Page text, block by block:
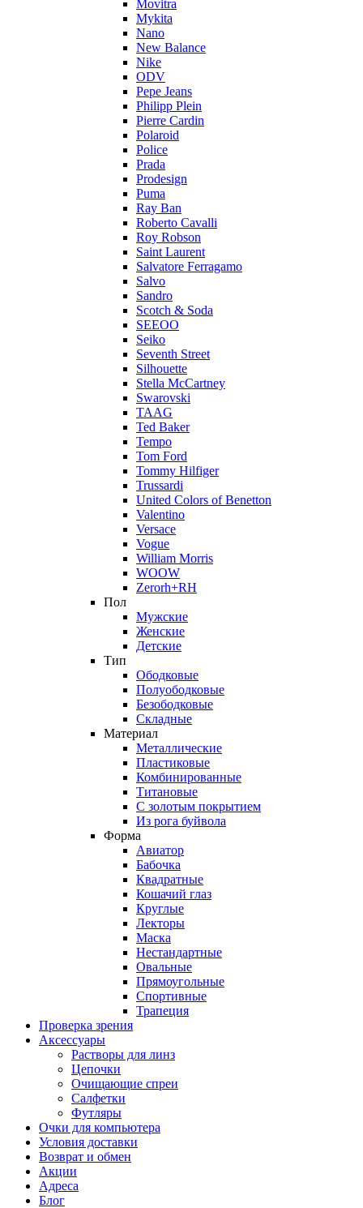
Movitra
Mykita
Nano
New Balance
Nike
ODV
Pepe Jeans
Philipp Plein
Pierre Cardin
Polaroid
Police
Prada
Prodesign
Puma
Ray Ban
Roberto Cavalli
Roy Robson
Saint Laurent
Salvatore Ferragamo
Salvo
Sandro
Scotch & Soda
SEEOO
Seiko
Seventh Street
Silhouette
Stella McCartney
Swarovski
TAAG
Ted Baker
Tempo
Tom Ford
Tommy Hilfiger
Trussardi
United Colors of Benetton
Valentino
Versace
Vogue
William Morris
WOOW
Zerorh+RH
Пол
Мужские
Женские
Детские
Тип
Ободковые
Полуободковые
Безободковые
Складные
Материал
Металлические
Пластиковые
Комбинированные
Титановые
С золотым покрытием
Из рога буйвола
Форма
Авиатор
Бабочка
Квадратные
Кошачий глаз
Круглые
Лекторы
Маска
Нестандартные
Овальные
Прямоугольные
Спортивные
Трапеция
Проверка зрения
Аксессуары
Растворы для линз
Цепочки
Очищающие спреи
Салфетки
Футляры
Очки для компьютера
Условия доставки
Возврат и обмен
Акции
Адреса
Блог